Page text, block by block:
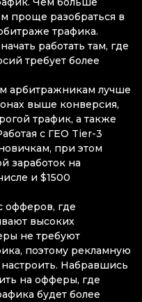
проще разобраться в
трафика.
работать там, где
требует более
арбитражникам лучше
выше конверсия,
трафик, а также
с ГЕО Tier-3
при этом
заработок на
и $1500
офферов, где
высоких
не требуют
поэтому рекламную
Набравшись
на офферы, где
будет более